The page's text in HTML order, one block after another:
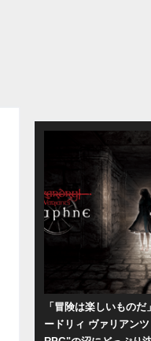
「冒険は楽しいもの
ードリィ ヴァリアン